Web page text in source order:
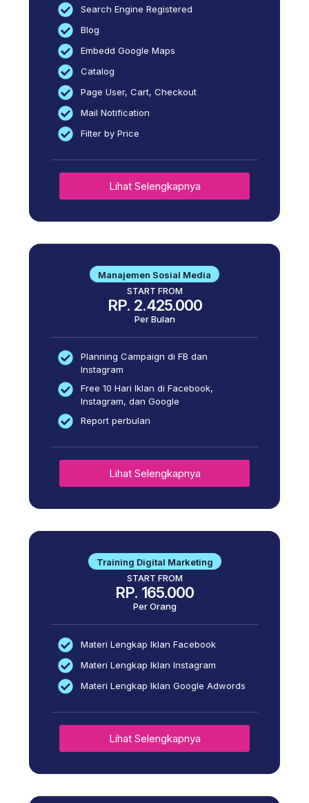
Search Engine Registered
Blog
Embedd Google Maps
Catalog
Page User, Cart, Checkout
Mail Notification
Filter by Price
Lihat Selengkapnya
Manajemen Sosial Media
START FROM
RP. 2.425.000
Per Bulan
Planning Campaign di FB dan
Instagram
Free 10 Hari Iklan di Facebook,
Instagram, dan Google
Report perbulan
Lihat Selengkapnya
Training Digital Marketing
START FROM
RP. 165.000
Per Orang
Materi Lengkap Iklan Facebook
Materi Lengkap Iklan Instagram
Materi Lengkap Iklan Google Adwords
Lihat Selengkapnya